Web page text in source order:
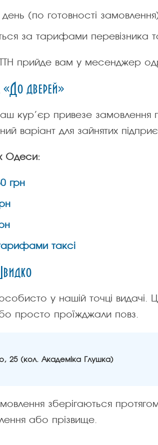
(по готовності
за тарифами перевізника
прийде вам у месенджер
«До дверей»
кур’єр привезе
варіант для зайнятих
Одеси:
грн
таксі
у нашій точці видачі.
просто проїжджали повз.
25 (кол. Академіка Глушка)
зберігаються
або прізвище.